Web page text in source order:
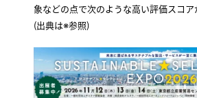
象などの点で次のような高い評価スコア
(出典は※参照)